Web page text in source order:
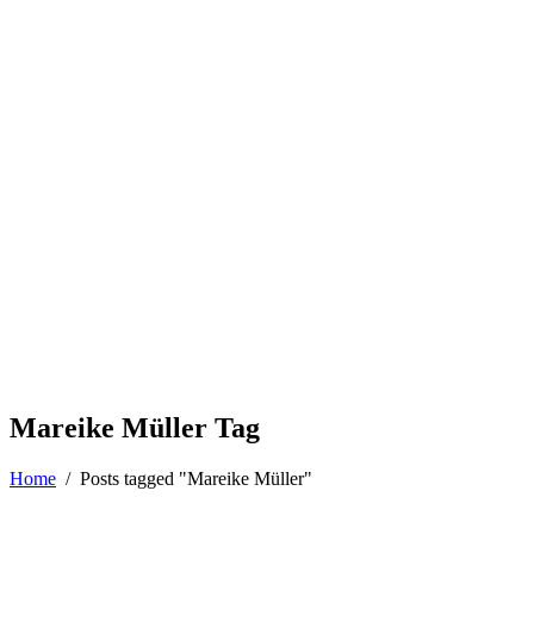
Mareike Müller Tag
Home / Posts tagged "Mareike Müller"